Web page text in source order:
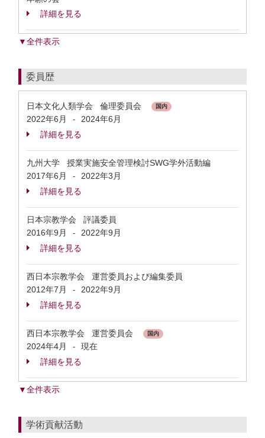
詳細を見る
▼全件表示
委員歴
日本文化人類学会 倫理委員会 国内
2022年6月 -
2024年6月
詳細を見る
九州大学 授業実施安全管理検討SWG学外活動編
2017年6月
-
2022年3月
詳細を見る
日本宗教学会 評議委員
2016年9月
-
2022年9月
詳細を見る
西日本宗教学会 運営委員および編集委員
2012年7月
-
2022年9月
詳細を見る
西日本宗教学会 運営委員会 国内
2024年4月 -
現在
詳細を見る
▼全件表示
学術貢献活動